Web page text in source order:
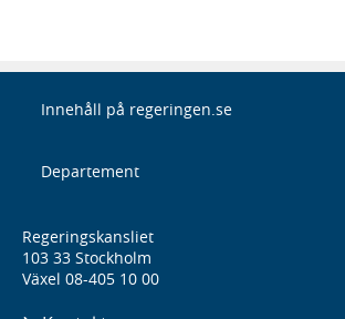
Innehåll på regeringen.se
Departement
Regeringskansliet
103 33 Stockholm
Växel 08-405 10 00